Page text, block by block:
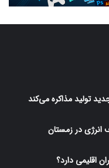
تولید مذاکره می‌کند
در زمستان
اقلیمی دارد؟